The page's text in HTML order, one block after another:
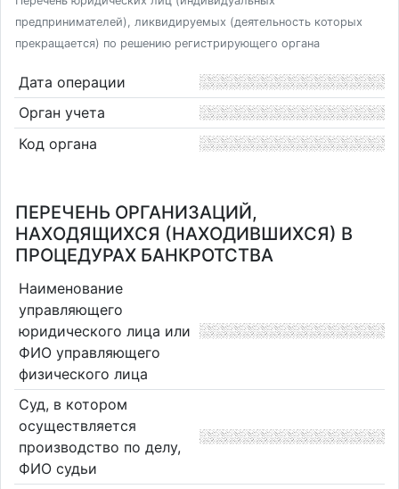
предпринимателей), ликвидируемых (деятельность которых
прекращается) по решению регистрирующего органа
Дата операции
Орган учета
Код органа
ПЕРЕЧЕНЬ ОРГАНИЗАЦИЙ,
НАХОДЯЩИХСЯ (НАХОДИВШИХСЯ) В
ПРОЦЕДУРАХ БАНКРОТСТВА
Наименование
управляющего
юридического лица или
ФИО управляющего
физического лица
Суд, в котором
осуществляется
производство по делу,
ФИО судьи